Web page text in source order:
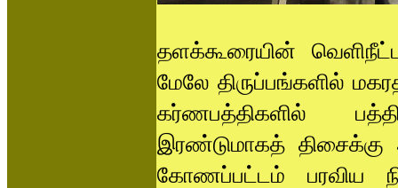
தளக்கூரையின்
மேலே திருப்பங்களில்
கர்ணபத்திகளில்
இரண்டுமாகத்
கோணப்பட்டம் பரவிய